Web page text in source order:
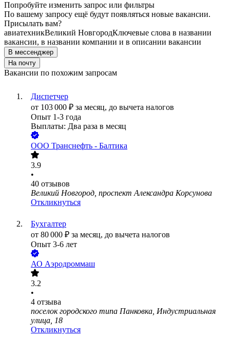
Попробуйте изменить запрос или фильтры
По вашему запросу ещё будут появляться новые вакансии.
Присылать вам?
авиатехникВеликий НовгородКлючевые слова в названии
вакансии, в названии компании и в описании вакансии
В мессенджер
На почту
Вакансии по похожим запросам
Диспетчер
от 103 000 ₽ за месяц, до вычета налогов
Опыт 1-3 года
Выплаты: Два раза в месяц
ООО Транснефть - Балтика
3.9
•
40 отзывов
Великий Новгород, проспект Александра Корсунова
Откликнуться
Бухгалтер
от 80 000 ₽ за месяц, до вычета налогов
Опыт 3-6 лет
АО Аэродроммаш
3.2
•
4 отзыва
поселок городского типа Панковка, Индустриальная
улица, 18
Откликнуться